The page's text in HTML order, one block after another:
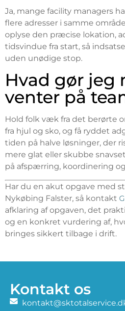
Ja, mange facility managers
flere adresser i samme
oplyse den præcise lokation,
tidsvindue fra start, så
uden unødige stop.
Hvad gør jeg
venter på
Hold folk væk fra det berørte
fra hjul og sko, og få ryddet
tiden på halve løsninger, der
mere glat eller skubbe
på afspærring, koordinering
Har du en akut opgave med
Nykøbing Falster, så kontakt
afklaring af opgaven, det
og en konkret vurdering af,
bringes sikkert tilbage i drift.
Kontakt os